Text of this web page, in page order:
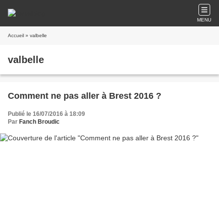
MENU
Accueil » valbelle
valbelle
Comment ne pas aller à Brest 2016 ?
Publié le 16/07/2016 à 18:09
Par Fanch Broudic